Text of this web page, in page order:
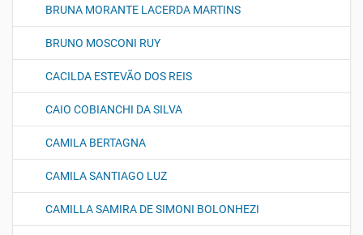
BRUNA MORANTE LACERDA MARTINS
BRUNO MOSCONI RUY
CACILDA ESTEVÃO DOS REIS
CAIO COBIANCHI DA SILVA
CAMILA BERTAGNA
CAMILA SANTIAGO LUZ
CAMILLA SAMIRA DE SIMONI BOLONHEZI